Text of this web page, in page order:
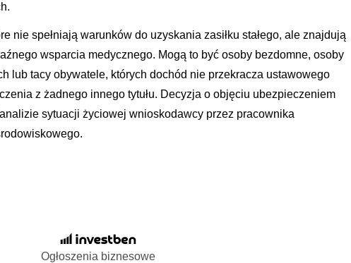
nie spełniają warunków do uzyskania zasiłku stałego, ale znajdują
wsparcia medycznego. Mogą to być osoby bezdomne, osoby
lub tacy obywatele, których dochód nie przekracza ustawowego
z żadnego innego tytułu. Decyzja o objęciu ubezpieczeniem
sytuacji życiowej wnioskodawcy przez pracownika
Ogłoszenia biznesowe